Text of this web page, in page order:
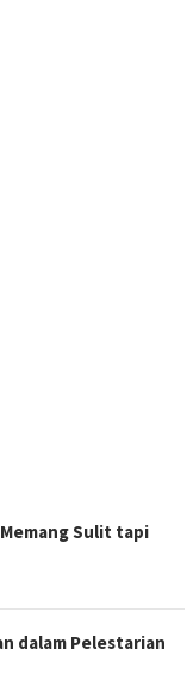
Sulit tapi
dalam Pelestarian